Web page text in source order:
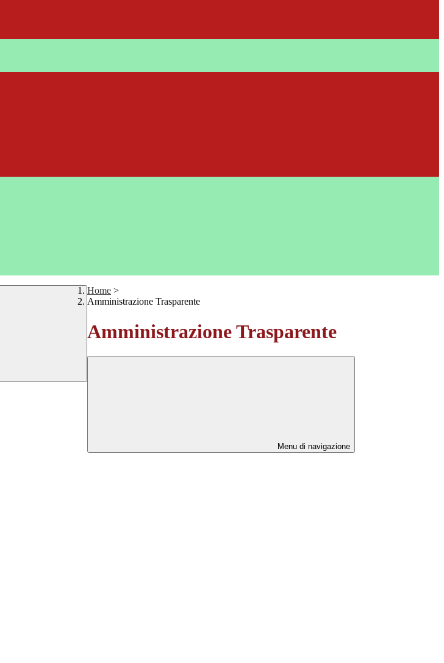
Home >
Amministrazione Trasparente
Amministrazione Trasparente
Menu di navigazione